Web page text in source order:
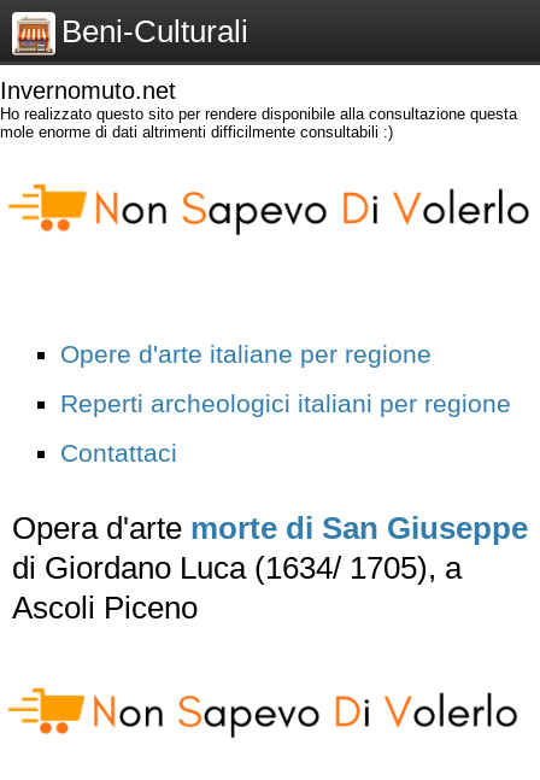
Beni-Culturali
Invernomuto.net
Ho realizzato questo sito per rendere disponibile alla consultazione questa
mole enorme di dati altrimenti difficilmente consultabili :)
Opere d'arte italiane per regione
Reperti archeologici italiani per regione
Contattaci
Opera d'arte morte di San Giuseppe
di Giordano Luca (1634/ 1705), a
Ascoli Piceno